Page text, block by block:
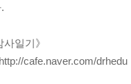
일기》
cafe.naver.com/drhedu